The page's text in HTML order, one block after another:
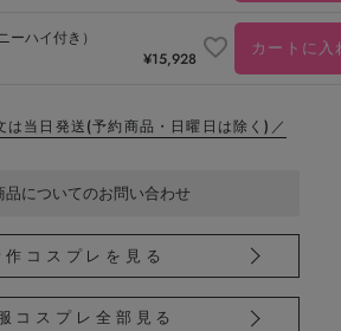
ハイ付き）
¥15,928 カートに入
は当日発送(予約商品・日曜日は除く)／
品についてのお問い合わせ
作コスプレを見る
コスプレ全部見る